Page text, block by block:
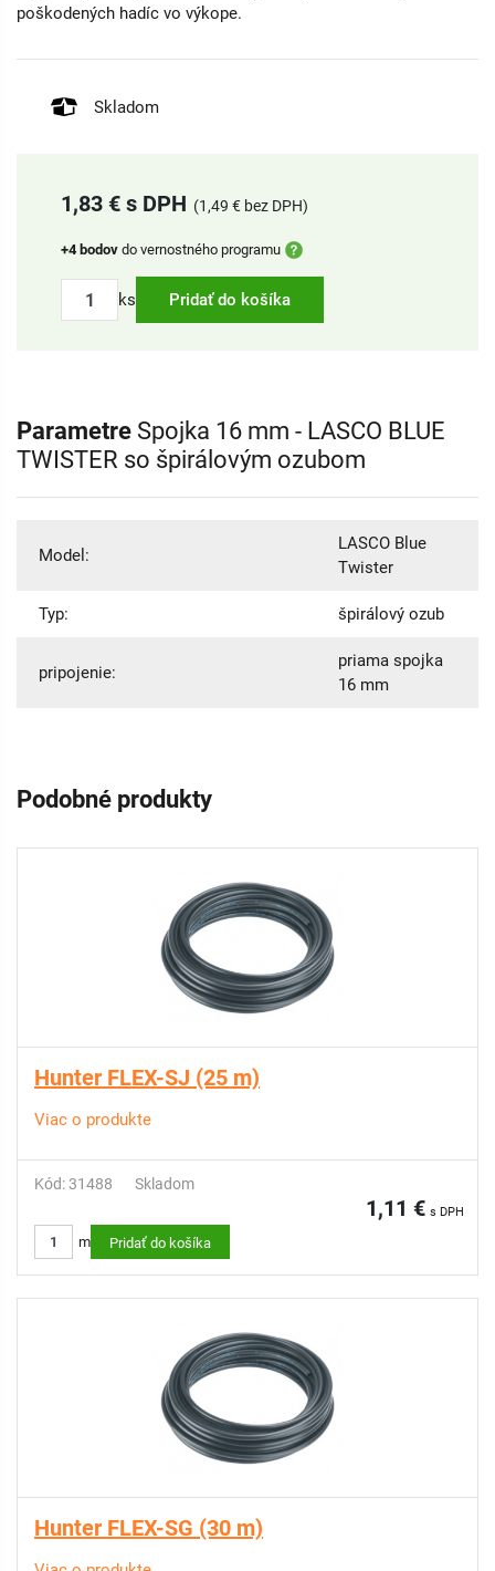
poškodených hadíc vo výkope.
Skladom
1,83 € s DPH (1,49 € bez DPH)
+4 bodov do vernostného programu
ks Pridať do košíka
Parametre Spojka 16 mm - LASCO BLUE
TWISTER so špirálovým ozubom
Model:
LASCO Blue
Twister
Typ: špirálový ozub
pripojenie:
priama spojka
16 mm
Podobné produkty
Hunter FLEX-SJ (25 m)
Viac o produkte
Kód: 31488 Skladom
1,11 € s DPH
m Pridať do košíka
Hunter FLEX-SG (30 m)